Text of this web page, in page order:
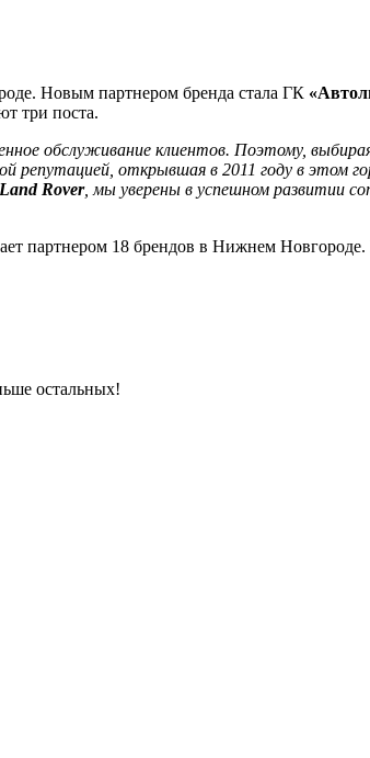
Новым партнером бренда стала ГК
три поста.
обслуживание клиентов. Поэтому,
репутацией, открывшая в 2011 году в этом
Land Rover, мы уверены в успешном развитии
партнером 18 брендов в Нижнем
остальных!